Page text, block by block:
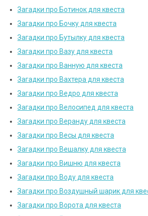
Загадки про Ботинок для квеста
Загадки про Бочку для квеста
Загадки про Бутылку для квеста
Загадки про Вазу для квеста
Загадки про Ванную для квеста
Загадки про Вахтера для квеста
Загадки про Ведро для квеста
Загадки про Велосипед для квеста
Загадки про Веранду для квеста
Загадки про Весы для квеста
Загадки про Вешалку для квеста
Загадки про Вишню для квеста
Загадки про Воду для квеста
Загадки про Воздушный шарик для
Загадки про Ворота для квеста